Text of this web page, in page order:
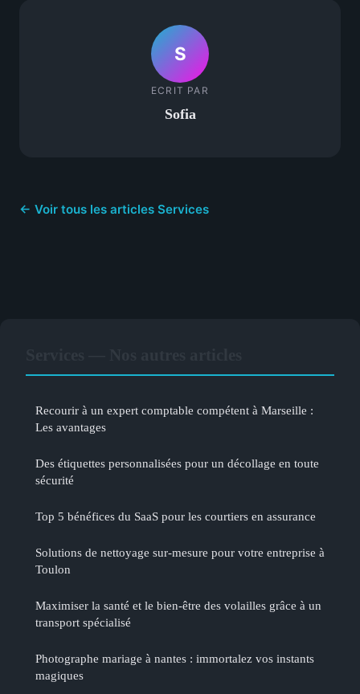
S
ECRIT PAR
Sofia
← Voir tous les articles Services
Recourir à un expert comptable compétent à Marseille :
Les avantages
Des étiquettes personnalisées pour un décollage en toute
sécurité
Top 5 bénéfices du SaaS pour les courtiers en assurance
Solutions de nettoyage sur-mesure pour votre entreprise à
Toulon
Maximiser la santé et le bien-être des volailles grâce à un
transport spécialisé
Photographe mariage à nantes : immortalez vos instants
magiques